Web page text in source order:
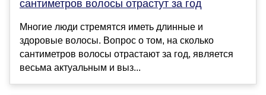
сантиметров волосы отрастут за год
Многие люди стремятся иметь длинные и
здоровые волосы. Вопрос о том, на сколько
сантиметров волосы отрастают за год, является
весьма актуальным и выз...